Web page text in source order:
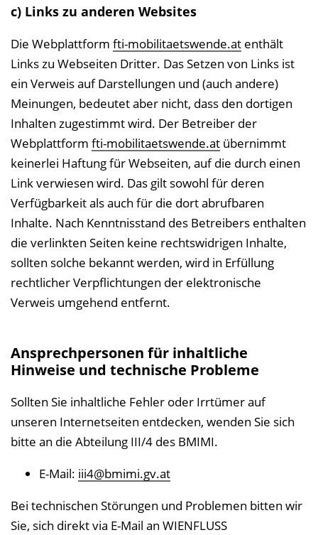
c) Links zu anderen Websites
Die Webplattform fti-mobilitaetswende.at enthält
Links zu Webseiten Dritter. Das Setzen von Links ist
ein Verweis auf Darstellungen und (auch andere)
Meinungen, bedeutet aber nicht, dass den dortigen
Inhalten zugestimmt wird. Der Betreiber der
Webplattform fti-mobilitaetswende.at übernimmt
keinerlei Haftung für Webseiten, auf die durch einen
Link verwiesen wird. Das gilt sowohl für deren
Verfügbarkeit als auch für die dort abrufbaren
Inhalte. Nach Kenntnisstand des Betreibers enthalten
die verlinkten Seiten keine rechtswidrigen Inhalte,
sollten solche bekannt werden, wird in Erfüllung
rechtlicher Verpflichtungen der elektronische
Verweis umgehend entfernt.
Ansprechpersonen für inhaltliche
Hinweise und technische Probleme
Sollten Sie inhaltliche Fehler oder Irrtümer auf
unseren Internetseiten entdecken, wenden Sie sich
bitte an die Abteilung III/4 des BMIMI.
E-Mail: iii4@bmimi.gv.at
Bei technischen Störungen und Problemen bitten wir
Sie, sich direkt via E-Mail an WIENFLUSS